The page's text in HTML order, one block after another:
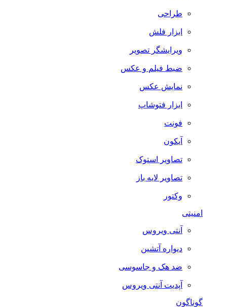
طراحی
ابزار فلش
ویرایشگر تصویر
ضبط فيلم و عكس
نمایش عکس
ابزار فتوشاپ
فونت
آیکون
تصاویر استوک
تصاویر لایه باز
وکتور
امنیتی
آنتی ویروس
دیواره آتشین
ضد هک و جاسوسی
آپدیت آنتی ویروس
گوناگون